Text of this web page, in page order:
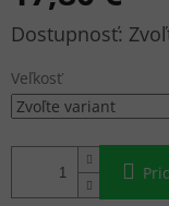
Jednotková
Veľkosť